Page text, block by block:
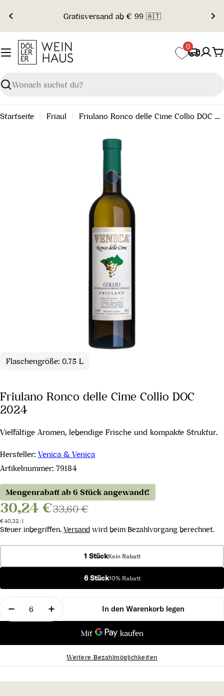
Inhalt
springen
Gratisversand ab € 99 🇦🇹
Suchen
0
Startseite Friaul Friulano Ronco delle Cime Collio DOC 2024
Flaschengröße: 0.75 L
Friulano Ronco delle Cime Collio DOC
2024
Vielfältige Aromen, lebendige Frische und kompakte Struktur.
Hersteller: Venica & Venica
Artikelnummer: 79184
Mengenrabatt ab 6 Stück angewandt!
30,24 €33,60 €
Stückpreis
€40,32/pro
l
Steuer inbegriffen. Versand wird beim Bezahlvorgang berechnet.
1 StückKein Rabatt
6 Stück10% Rabatt
Menge
Menge für Friulano Ronco delle Cime Collio DOC
Menge für Friulano Ronco delle Cime
In den Warenkorb legen
Weitere Bezahlmöglichkeiten